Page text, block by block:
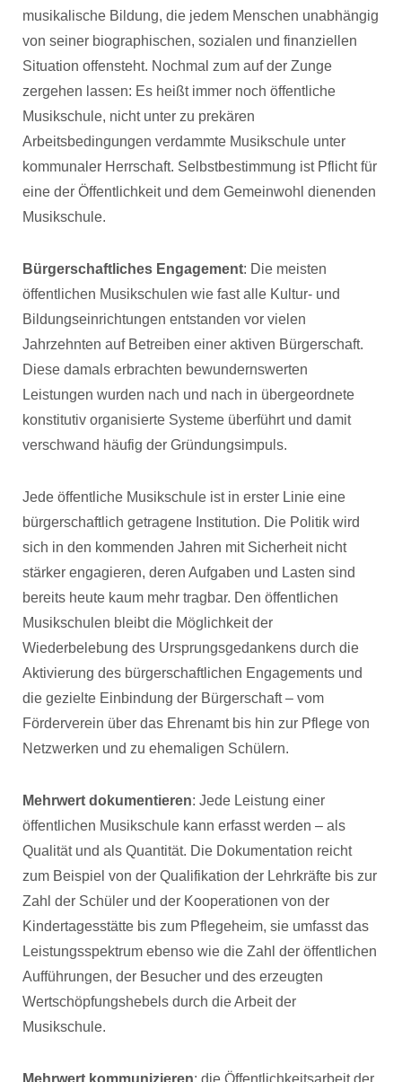
musikalische Bildung, die jedem Menschen unabhängig
von seiner biographischen, sozialen und finanziellen
Situation offensteht. Nochmal zum auf der Zunge
zergehen lassen: Es heißt immer noch öffentliche
Musikschule, nicht unter zu prekären
Arbeitsbedingungen verdammte Musikschule unter
kommunaler Herrschaft. Selbstbestimmung ist Pflicht für
eine der Öffentlichkeit und dem Gemeinwohl dienenden
Musikschule.
Bürgerschaftliches Engagement: Die meisten
öffentlichen Musikschulen wie fast alle Kultur- und
Bildungseinrichtungen entstanden vor vielen
Jahrzehnten auf Betreiben einer aktiven Bürgerschaft.
Diese damals erbrachten bewundernswerten
Leistungen wurden nach und nach in übergeordnete
konstitutiv organisierte Systeme überführt und damit
verschwand häufig der Gründungsimpuls.
Jede öffentliche Musikschule ist in erster Linie eine
bürgerschaftlich getragene Institution. Die Politik wird
sich in den kommenden Jahren mit Sicherheit nicht
stärker engagieren, deren Aufgaben und Lasten sind
bereits heute kaum mehr tragbar. Den öffentlichen
Musikschulen bleibt die Möglichkeit der
Wiederbelebung des Ursprungsgedankens durch die
Aktivierung des bürgerschaftlichen Engagements und
die gezielte Einbindung der Bürgerschaft – vom
Förderverein über das Ehrenamt bis hin zur Pflege von
Netzwerken und zu ehemaligen Schülern.
Mehrwert dokumentieren: Jede Leistung einer
öffentlichen Musikschule kann erfasst werden – als
Qualität und als Quantität. Die Dokumentation reicht
zum Beispiel von der Qualifikation der Lehrkräfte bis zur
Zahl der Schüler und der Kooperationen von der
Kindertagesstätte bis zum Pflegeheim, sie umfasst das
Leistungsspektrum ebenso wie die Zahl der öffentlichen
Aufführungen, der Besucher und des erzeugten
Wertschöpfungshebels durch die Arbeit der
Musikschule.
Mehrwert kommunizieren: die Öffentlichkeitsarbeit der